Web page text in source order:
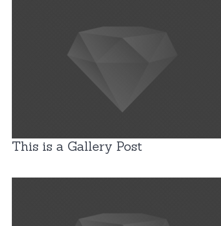
This is a Gallery Post